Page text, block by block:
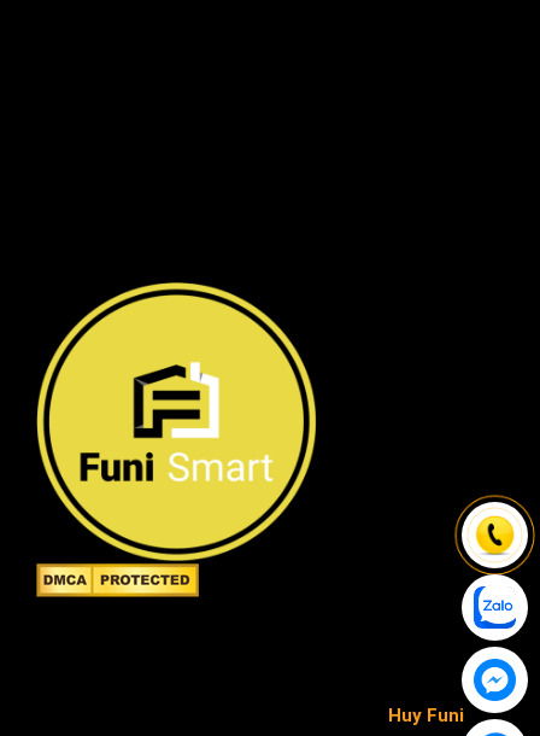
hoạch và Đầu tư TP.HCM cấp ngày 02/05/2019 -
Huy Funi